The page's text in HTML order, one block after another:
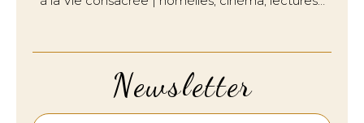
Newsletter